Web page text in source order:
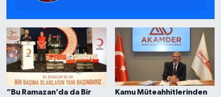
“Bu Ramazan’da da Bir
Kamu Müteahhitlerinden